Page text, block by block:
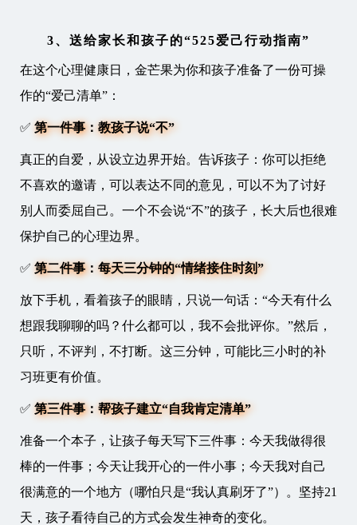
3、送给家长和孩子的“525爱己行动指南”
在这个心理健康日，金芒果为你和孩子准备了一份可操
作的“爱己清单”：
✅ 第一件事：教孩子说“不”
真正的自爱，从设立边界开始。告诉孩子：你可以拒绝
不喜欢的邀请，可以表达不同的意见，可以不为了讨好
别人而委屈自己。一个不会说“不”的孩子，长大后也很难
保护自己的心理边界。
✅ 第二件事：每天三分钟的“情绪接住时刻”
放下手机，看着孩子的眼睛，只说一句话：“今天有什么
想跟我聊聊的吗？什么都可以，我不会批评你。”然后，
只听，不评判，不打断。这三分钟，可能比三小时的补
习班更有价值。
✅ 第三件事：帮孩子建立“自我肯定清单”
准备一个本子，让孩子每天写下三件事：今天我做得很
棒的一件事；今天让我开心的一件小事；今天我对自己
很满意的一个地方（哪怕只是“我认真刷牙了”）。坚持21
天，孩子看待自己的方式会发生神奇的变化。